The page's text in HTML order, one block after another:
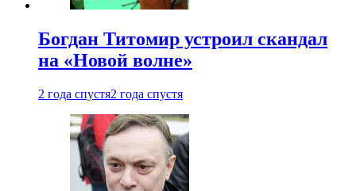
Богдан Титомир устроил скандал
на «Новой волне»
2 года спустя2 года спустя